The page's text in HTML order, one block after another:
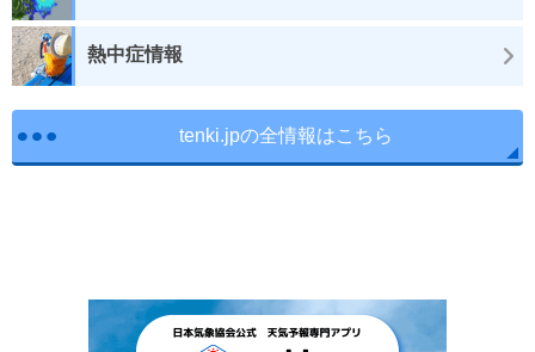
熱中症情報
tenki.jpの全情報はこちら